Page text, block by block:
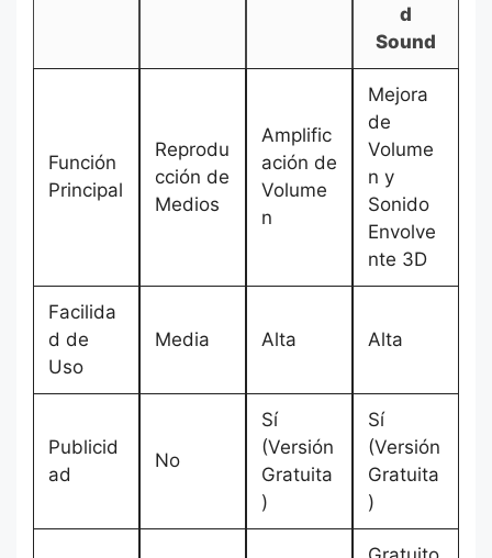
d
Sound
Función
Principal
Reprodu
cción de
Medios
Amplific
ación de
Volume
n
Mejora
de
Volume
n y
Sonido
Envolve
nte 3D
Facilida
d de
Uso
Media Alta Alta
Publicid
ad
No
Sí
(Versión
Gratuita
)
Sí
(Versión
Gratuita
)